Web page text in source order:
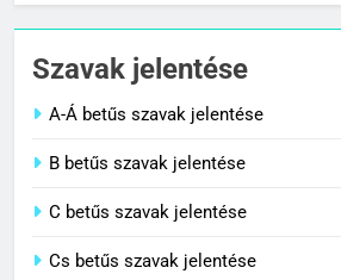
Cigánykerék
C BETŰS SZAVAK
C BETŰS SZAVAK
Szavak jelentése
A-Á betűs szavak jelentése
B betűs szavak jelentése
C betűs szavak jelentése
Cs betűs szavak jelentése